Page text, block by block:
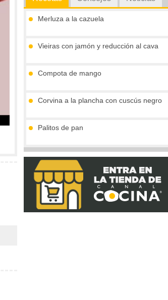
Merluza a la cazuela
Vieiras con jamón y reducción al cava
Compota de mango
Corvina a la plancha con cuscús negro
Palitos de pan
Tronco de chocolate y turrón (sin gluten)